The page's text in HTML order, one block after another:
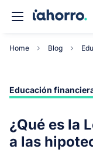
Home Blog
Educación
¿Qué es la
a las